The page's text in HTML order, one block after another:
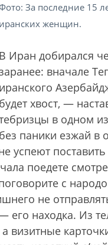
За последние 15
иранских женщин.
В Иран добирался
вначале
иранского
будет хвост, —
в одном
без паники езжай в
успеют
поедете
с
не
находка. Из